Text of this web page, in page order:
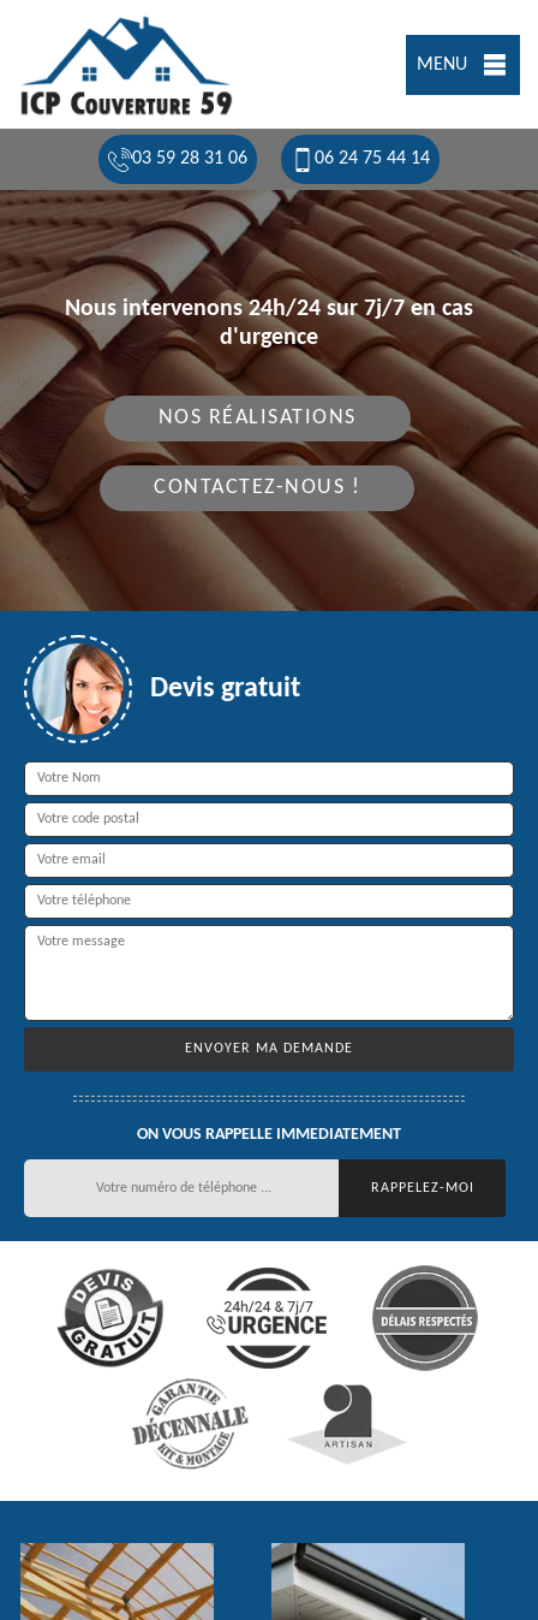
MENU
03 59 28 31 06 06 24 75 44 14
Nous intervenons 24h/24 sur 7j/7 en cas
d'urgence
NOS RÉALISATIONS
CONTACTEZ-NOUS !
Devis gratuit
ON VOUS RAPPELLE IMMEDIATEMENT